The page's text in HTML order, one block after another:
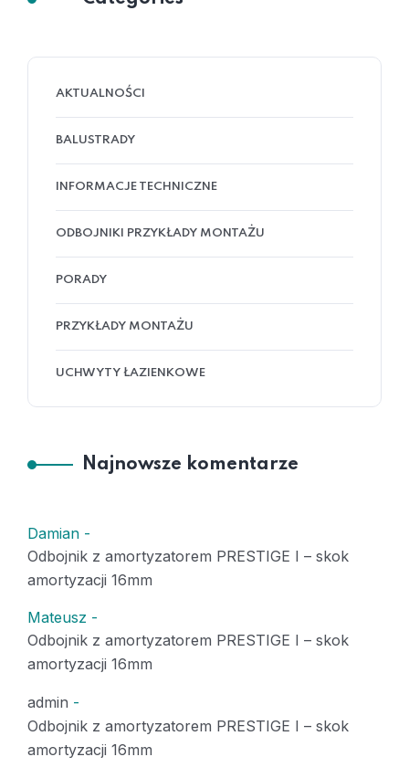
AKTUALNOŚCI
BALUSTRADY
INFORMACJE TECHNICZNE
ODBOJNIKI PRZYKŁADY MONTAŻU
PORADY
PRZYKŁADY MONTAŻU
UCHWYTY ŁAZIENKOWE
Najnowsze komentarze
Damian -
Odbojnik z amortyzatorem PRESTIGE I – skok
amortyzacji 16mm
Mateusz -
Odbojnik z amortyzatorem PRESTIGE I – skok
amortyzacji 16mm
admin -
Odbojnik z amortyzatorem PRESTIGE I – skok
amortyzacji 16mm